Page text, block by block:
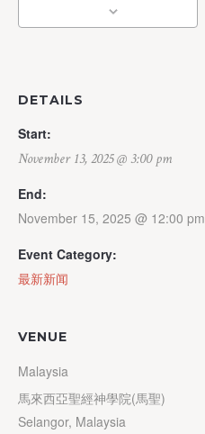
DETAILS
Start:
November 13, 2025 @ 3:00 pm
End:
November 15, 2025 @ 12:00 pm
Event Category:
最新新闻
VENUE
Malaysia
馬來西亞聖經神學院(馬聖)
Selangor, Malaysia